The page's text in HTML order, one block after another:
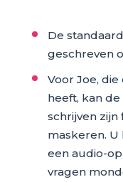
De
geschreven
Voor Joe,
heeft, kan
schrijven
maskeren.
een audio-
vragen